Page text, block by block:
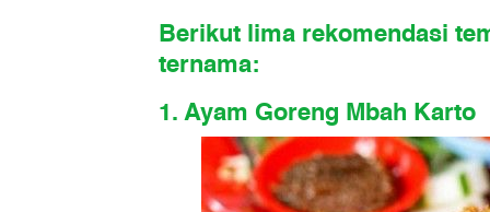
Berikut lima rekomendasi
ternama:
1. Ayam Goreng Mbah Karto